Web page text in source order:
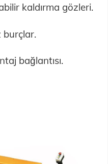
kaldırma gözleri.
burçlar.
bağlantısı.